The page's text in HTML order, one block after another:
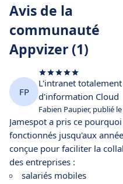
Avis de la
communauté
Appvizer (1)
FP
L'intranet
d'information Cloud
Fabien Paupier, publié
Jamespot a pris ce
fonctionnés jusqu'aux
conçue pour faciliter la
des entreprises :
salariés mobiles